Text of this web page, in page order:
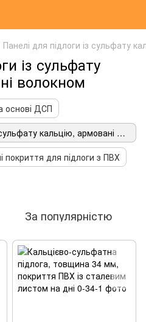
Панелі для підлоги із сульфату
із сульфату
волокном
основі ДСП
Панелі для підлоги із сульфату кальцію, армовані волокном
покриття для підлоги з ПВХ
За популярністю